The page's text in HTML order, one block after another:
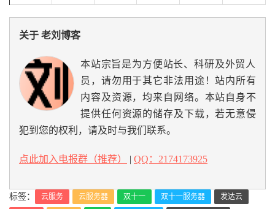
关于 老刘博客
本站宗旨是为方便站长、科研及外贸人
员，请勿用于其它非法用途！站内所有
内容及资源，均来自网络。本站自身不
提供任何资源的储存及下载，若无意侵
犯到您的权利，请及时与我们联系。
点此加入电报群（推荐） | QQ：2174173925
标签： 云服务 云服务器 双十一 双十一服务器 发达云